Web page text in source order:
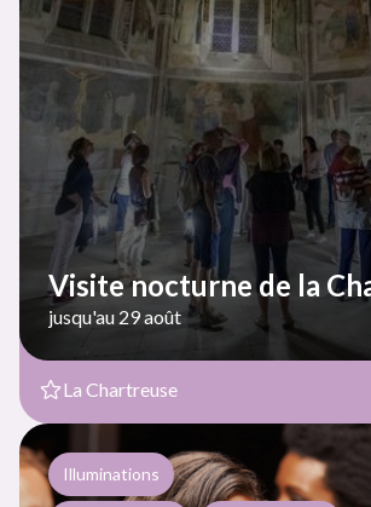
Visite nocturne de la
jusqu'au 29 août
La Chartreuse
Illuminations